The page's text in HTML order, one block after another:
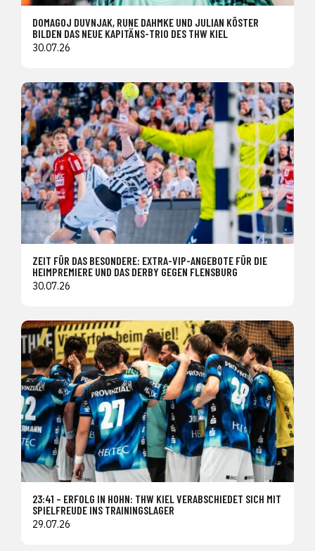
DOMAGOJ DUVNJAK, RUNE DAHMKE UND JULIAN KÖSTER
BILDEN DAS NEUE KAPITÄNS-TRIO DES THW KIEL
30.07.26
ZEIT FÜR DAS BESONDERE: EXTRA-VIP-ANGEBOTE FÜR DIE
HEIMPREMIERE UND DAS DERBY GEGEN FLENSBURG
30.07.26
23:41 – ERFOLG IN HOHN: THW KIEL VERABSCHIEDET SICH MIT
SPIELFREUDE INS TRAININGSLAGER
29.07.26